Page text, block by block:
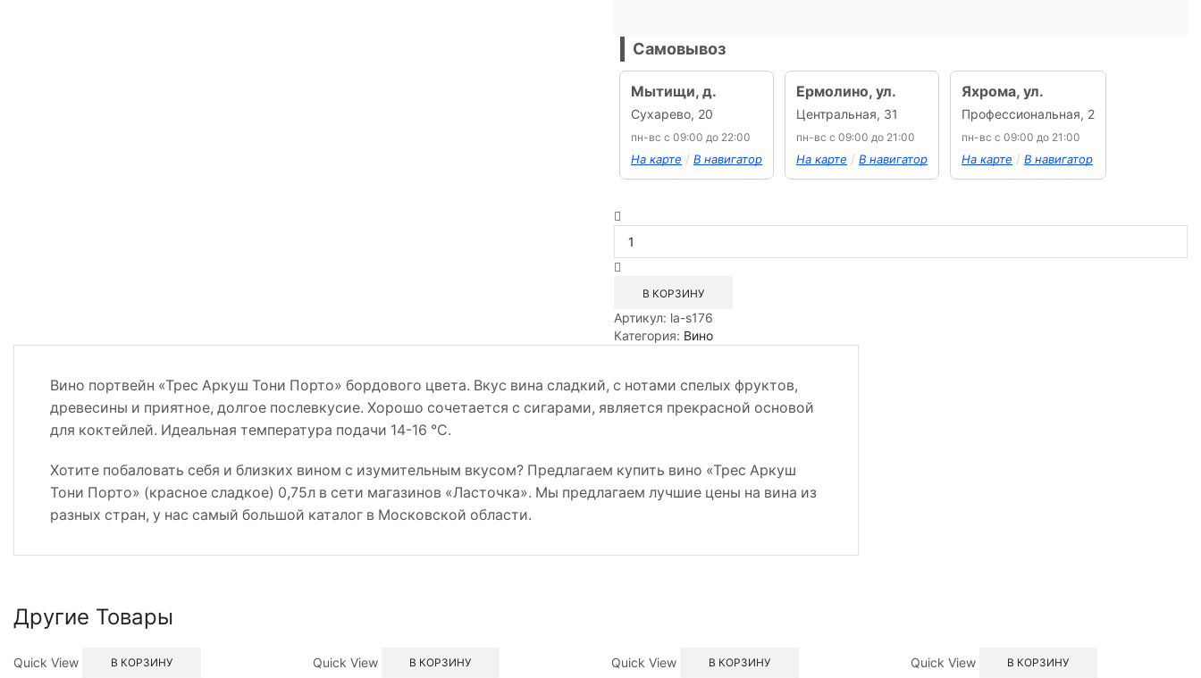
Самовывоз
Мытищи, д.
Сухарево, 20
пн-вс с 09:00 до 22:00
На карте / В навигатор
Ермолино, ул.
Центральная, 31
пн-вс с 09:00 до 21:00
На карте / В навигатор
Яхрома, ул.
Профессиональная, 2
пн-вс с 09:00 до 21:00
На карте / В навигатор
товара
Вино
Трес
Тони
Порто
В КОРЗИНУ
Артикул: la-s176
Категория: Вино
Вино портвейн «Трес Аркуш Тони Порто» бордового цвета. Вкус вина сладкий, с нотами спелых фруктов,
древесины и приятное, долгое послевкусие. Хорошо сочетается с сигарами, является прекрасной основой
для коктейлей. Идеальная температура подачи 14-16 °C.
Хотите побаловать себя и близких вином с изумительным вкусом? Предлагаем купить вино «Трес Аркуш
Тони Порто» (красное сладкое) 0,75л в сети магазинов «Ласточка». Мы предлагаем лучшие цены на вина из
разных стран, у нас самый большой каталог в Московской области.
Другие Товары
Quick View В КОРЗИНУ Quick View В КОРЗИНУ Quick View В КОРЗИНУ Quick View В КОРЗИНУ